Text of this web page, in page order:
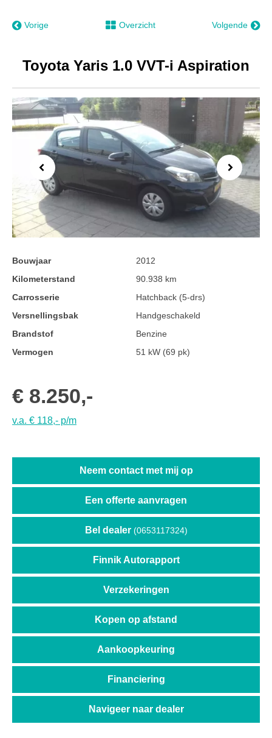
Vorige Overzicht Volgende
Toyota Yaris 1.0 VVT-i Aspiration
Previous Next
Bouwjaar
2012
Kilometerstand
90.938 km
Carrosserie
Hatchback (5-drs)
Versnellingsbak
Handgeschakeld
Brandstof
Benzine
Vermogen
51 kW (69 pk)
€ 8.250,-
v.a. € 118,- p/m
Neem contact met mij op
Een offerte aanvragen
Bel dealer (0653117324)
Finnik Autorapport
Verzekeringen
Kopen op afstand
Aankoopkeuring
Financiering
Navigeer naar dealer